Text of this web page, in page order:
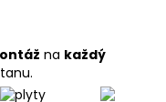
na každý